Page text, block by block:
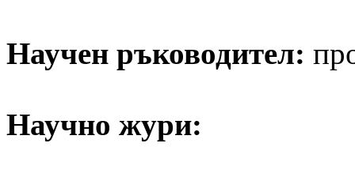
Научен ръководител:
Научно жури: